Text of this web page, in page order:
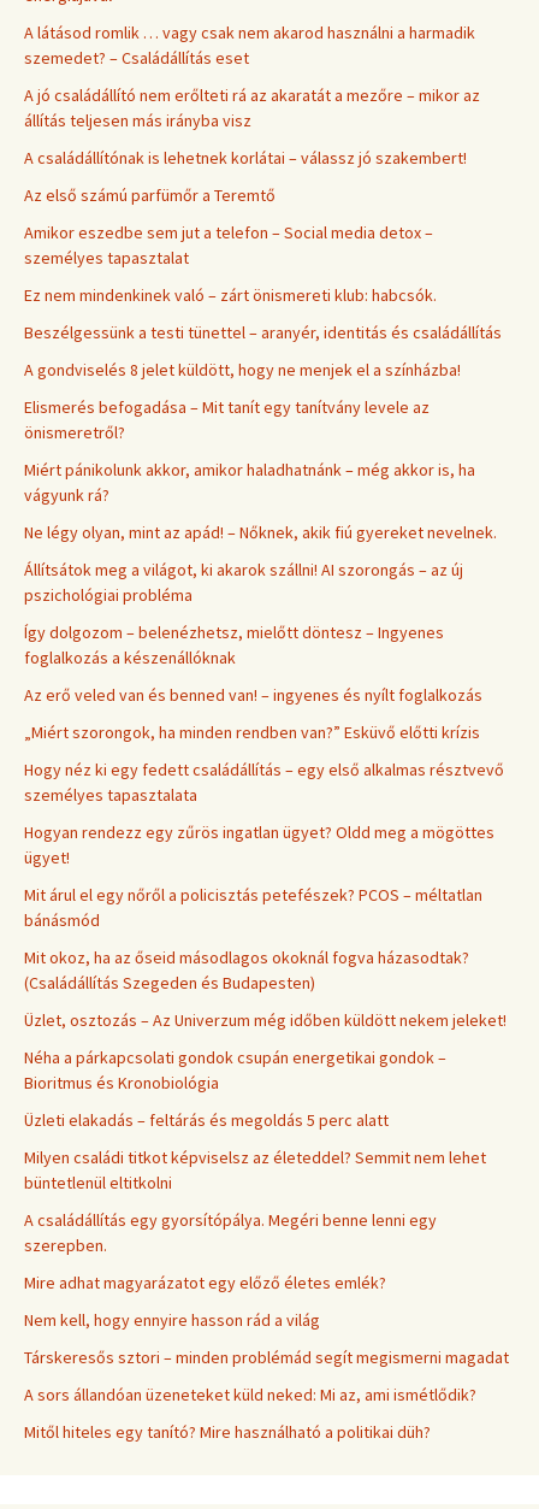
A látásod romlik … vagy csak nem akarod használni a harmadik
szemedet? – Családállítás eset
A jó családállító nem erőlteti rá az akaratát a mezőre – mikor az
állítás teljesen más irányba visz
A családállítónak is lehetnek korlátai – válassz jó szakembert!
Az első számú parfümőr a Teremtő
Amikor eszedbe sem jut a telefon – Social media detox –
személyes tapasztalat
Ez nem mindenkinek való – zárt önismereti klub: habcsók.
Beszélgessünk a testi tünettel – aranyér, identitás és családállítás
A gondviselés 8 jelet küldött, hogy ne menjek el a színházba!
Elismerés befogadása – Mit tanít egy tanítvány levele az
önismeretről?
Miért pánikolunk akkor, amikor haladhatnánk – még akkor is, ha
vágyunk rá?
Ne légy olyan, mint az apád! – Nőknek, akik fiú gyereket nevelnek.
Állítsátok meg a világot, ki akarok szállni! AI szorongás – az új
pszichológiai probléma
Így dolgozom – belenézhetsz, mielőtt döntesz – Ingyenes
foglalkozás a készenállóknak
Az erő veled van és benned van! – ingyenes és nyílt foglalkozás
„Miért szorongok, ha minden rendben van?” Esküvő előtti krízis
Hogy néz ki egy fedett családállítás – egy első alkalmas résztvevő
személyes tapasztalata
Hogyan rendezz egy zűrös ingatlan ügyet? Oldd meg a mögöttes
ügyet!
Mit árul el egy nőről a policisztás petefészek? PCOS – méltatlan
bánásmód
Mit okoz, ha az őseid másodlagos okoknál fogva házasodtak?
(Családállítás Szegeden és Budapesten)
Üzlet, osztozás – Az Univerzum még időben küldött nekem jeleket!
Néha a párkapcsolati gondok csupán energetikai gondok –
Bioritmus és Kronobiológia
Üzleti elakadás – feltárás és megoldás 5 perc alatt
Milyen családi titkot képviselsz az életeddel? Semmit nem lehet
büntetlenül eltitkolni
A családállítás egy gyorsítópálya. Megéri benne lenni egy
szerepben.
Mire adhat magyarázatot egy előző életes emlék?
Nem kell, hogy ennyire hasson rád a világ
Társkeresős sztori – minden problémád segít megismerni magadat
A sors állandóan üzeneteket küld neked: Mi az, ami ismétlődik?
Mitől hiteles egy tanító? Mire használható a politikai düh?